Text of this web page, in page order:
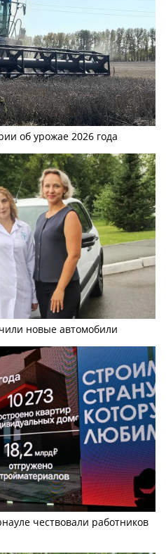
об урожае 2026 года
новые автомобили
чествовали работников